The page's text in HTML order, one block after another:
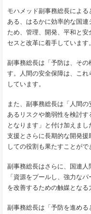
モハメッド副事務総長によ
ある、はるかに効率的な国
ため、管理、開発、平和と
セスと改革に着手しています。
副事務総長は「予防は、その
す。人間の安全保障は、こ
しています。
また、副事務総長は「人間
あるリスクや脆弱性を検討
となります」と付け加えま
支援とさらに長期的な開発援
しての役割も果たすことがで
副事務総長はさらに、国連
「資源をプールし、強力な
を改善するための触媒となる
副事務総長は「予防を進め